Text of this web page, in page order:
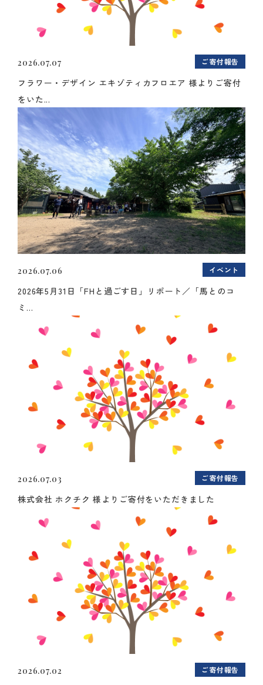
2026.07.07 ご寄付報告
フラワー・デザイン エキゾティカフロエア 様よりご寄付
をいた...
2026.07.06 イベント
2026年5月31日「FHと過ごす日」リポート／「馬とのコ
ミ...
2026.07.03 ご寄付報告
株式会社 ホクチク 様よりご寄付をいただきました
2026.07.02 ご寄付報告